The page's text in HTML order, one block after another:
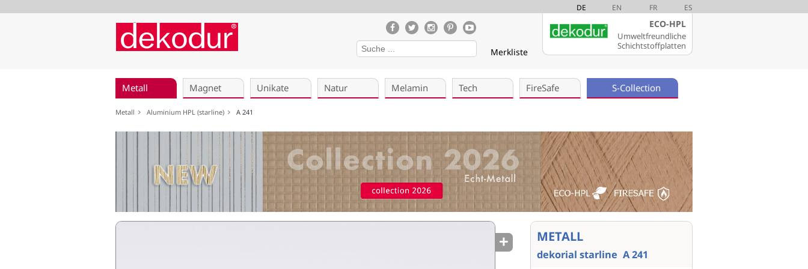
DE EN FR ES
Merkliste
ECO-HPL
Umweltfreundliche
Schichtstoffplatten
Metall Magnet Unikate Natur Melamin Tech FireSafe S-Collection
Metall Aluminium HPL (starline) A 241
METALL
dekorial starline A 241